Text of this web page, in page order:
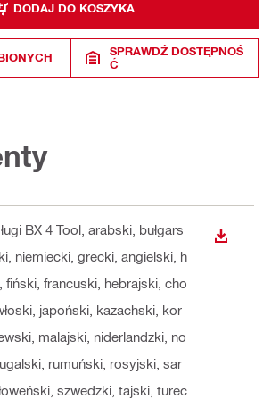
DODAJ DO KOSZYKA
SPRAWDŹ DOSTĘPNOŚ
Ć
BX 4 Tool , arabski, bułgars
niemiecki, grecki, angielski, h
fiński, francuski, hebrajski, cho
japoński, kazachski, kor
malajski, niderlandzki, no
rumuński, rosyjski, sar
szwedzki, tajski, turec